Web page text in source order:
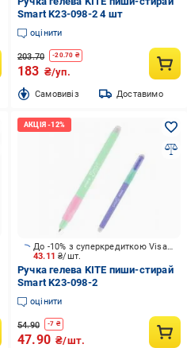
Smart K23-098-2 4 шт
оцінити
203.70 -20.70 ₴
183 ₴/уп.
Cамовивіз Доставимо
43.11₴/шт.
До -10% з суперкредиткою Visa Вигода
Ручка гелева KITE пиши-стирай
Smart K23-098-2
оцінити
54.90 -7 ₴
47.90 ₴/шт.